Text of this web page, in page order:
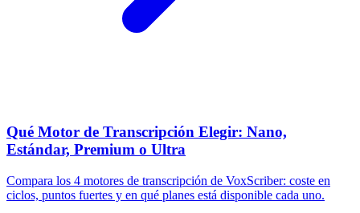
Qué Motor de Transcripción Elegir: Nano,
Estándar, Premium o Ultra
Compara los 4 motores de transcripción de VoxScriber: coste en
ciclos, puntos fuertes y en qué planes está disponible cada uno.